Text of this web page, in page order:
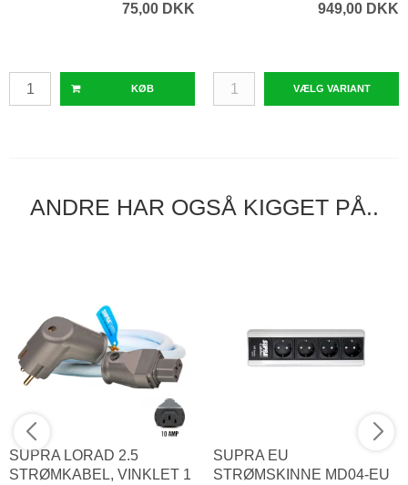
75,00 DKK
KØB
949,00 DKK
VÆLG VARIANT
ANDRE HAR OGSÅ KIGGET PÅ..
SUPRA LORAD 2.5
STRØMKABEL, VINKLET 1
SUPRA EU
STRØMSKINNE MD04-EU